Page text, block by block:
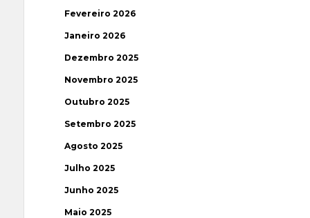
Fevereiro 2026
Janeiro 2026
Dezembro 2025
Novembro 2025
Outubro 2025
Setembro 2025
Agosto 2025
Julho 2025
Junho 2025
Maio 2025